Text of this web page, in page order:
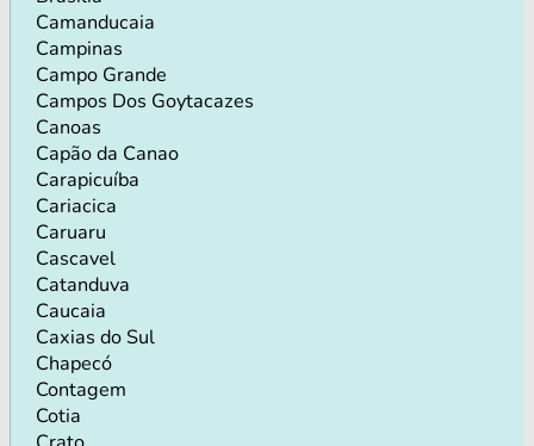
Camanducaia
Campinas
Campo Grande
Campos Dos Goytacazes
Canoas
Capão da Canao
Carapicuíba
Cariacica
Caruaru
Cascavel
Catanduva
Caucaia
Caxias do Sul
Chapecó
Contagem
Cotia